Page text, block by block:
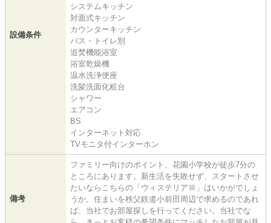
設備条件
システムキッチン
対面式キッチン
カウンターキッチン
バス・トイレ別
追焚機能浴室
浴室乾燥機
温水洗浄便座
洗髪洗面化粧台
シャワー
エアコン
BS
インターネット対応
TVモニタ付インターホン
備考
ファミリー向けのポイント、花園小学校が徒歩7分の
ところにあります。新生活を失敗せず、スタートさせ
たいならこちらの「ウィステリアⅢ」はいかがでしょ
うか。住まいを秩父鉄道小前田周辺で求めるのであれ
ば、当社でお部屋探しを行ってください。当社でな